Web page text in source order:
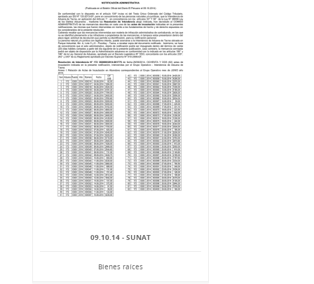
09.10.14 - SUNAT
Bienes raíces